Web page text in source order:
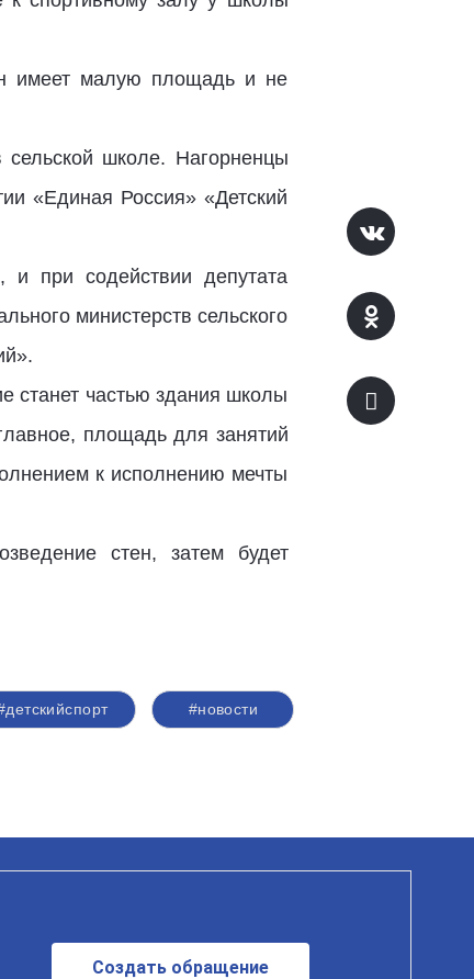
имеет малую площадь и не
сельской школе. Нагорненцы
«Единая Россия» «Детский
и при содействии депутата
министерств сельского
станет частью здания школы
площадь для занятий
к исполнению мечты
стен, затем будет
#новости
Создать обращение